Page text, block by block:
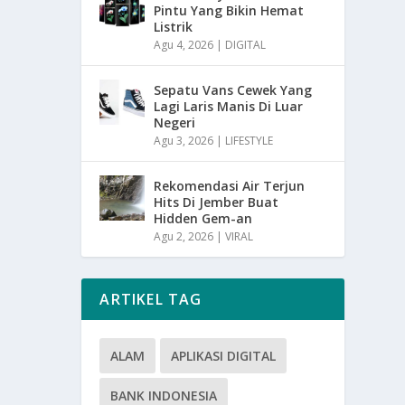
Pintu Yang Bikin Hemat
Listrik
Agu 4, 2026 | DIGITAL
Sepatu Vans Cewek Yang
Lagi Laris Manis Di Luar
Negeri
Agu 3, 2026 | LIFESTYLE
Rekomendasi Air Terjun
Hits Di Jember Buat
Hidden Gem-an
Agu 2, 2026 |VIRAL
ARTIKEL TAG
ALAM APLIKASI DIGITAL
BANK INDONESIA